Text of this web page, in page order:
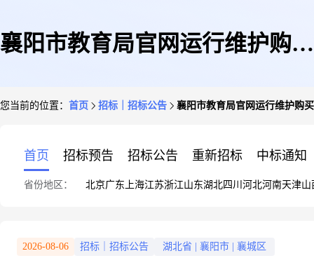
襄阳市教育局官网运行维护购买
您当前的位置： 首页 招标｜招标公告 襄阳市教育局官网运行维护购
首页 招标预告 招标公告 重新招标 中标通知
省份地区： 北京广东 上海江苏浙江山东湖北四川 河北河南天津山
2026-08-06 招标｜招标公告 湖北省 襄阳市 襄城区